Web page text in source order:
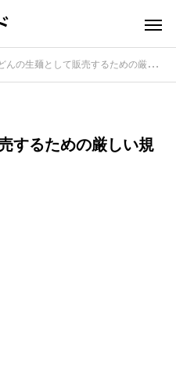
の生麺として販売するための厳しい規格！品質を守るルール
するための厳しい規